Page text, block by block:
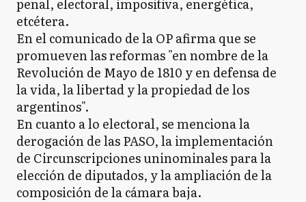
etcétera.
En el comunicado de la OP afirma que se
promueven las reformas "en nombre de la
Revolución de Mayo de 1810 y en defensa de
la vida, la libertad y la propiedad de los
argentinos".
En cuanto a lo electoral, se menciona la
derogación de las PASO, la implementación
de Circunscripciones uninominales para la
elección de diputados, y la ampliación de la
composición de la cámara baja.